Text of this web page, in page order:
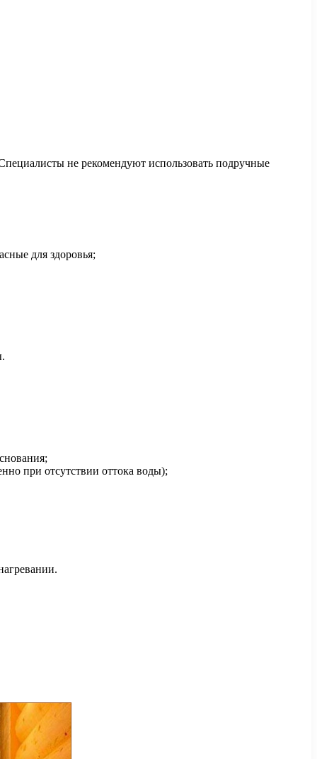
не рекомендуют использовать подручные
для здоровья;
при отсутствии оттока воды);